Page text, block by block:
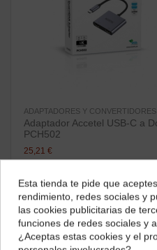
ADAPTADORES Y CONVERTIDORES
Adaptador Accetel USB-C a
PCH502
25,21 €
¡Disponible sólo en Internet!
¿Dónde deseas
Selecciona tu ubicación
impuestos
Esta tienda te pide que
rendimiento, redes sociales y
las cookies publicitarias de
funciones de redes sociales y
¿Aceptas estas cookies y el